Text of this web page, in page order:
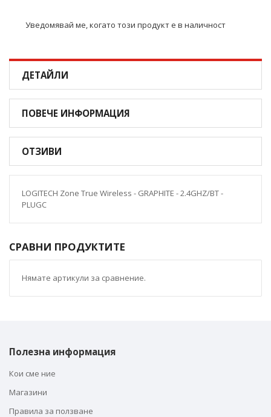
Уведомявай ме, когато този продукт е в наличност
ДЕТАЙЛИ
ПОВЕЧЕ ИНФОРМАЦИЯ
ОТЗИВИ
LOGITECH Zone True Wireless - GRAPHITE - 2.4GHZ/BT -
PLUGC
СРАВНИ ПРОДУКТИТЕ
Нямате артикули за сравнение.
Полезна информация
Кои сме ние
Магазини
Правила за ползване